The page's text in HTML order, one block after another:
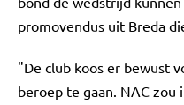
promovendus uit Breda
"De club koos er bewust
beroep te gaan. NAC zou